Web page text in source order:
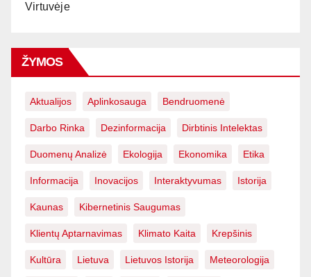
Virtuvėje
ŽYMOS
Aktualijos Aplinkosauga Bendruomenė
Darbo Rinka Dezinformacija Dirbtinis Intelektas
Duomenų Analizė Ekologija Ekonomika Etika
Informacija Inovacijos Interaktyvumas Istorija
Kaunas Kibernetinis Saugumas
Klientų Aptarnavimas Klimato Kaita Krepšinis
Kultūra Lietuva Lietuvos Istorija Meteorologija